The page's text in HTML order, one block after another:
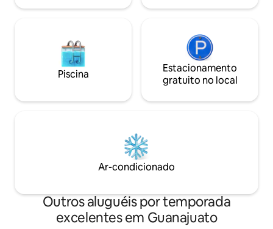
Piscina
Estacionamento
gratuito no local
Ar-condicionado
Outros aluguéis por temporada
excelentes em Guanajuato